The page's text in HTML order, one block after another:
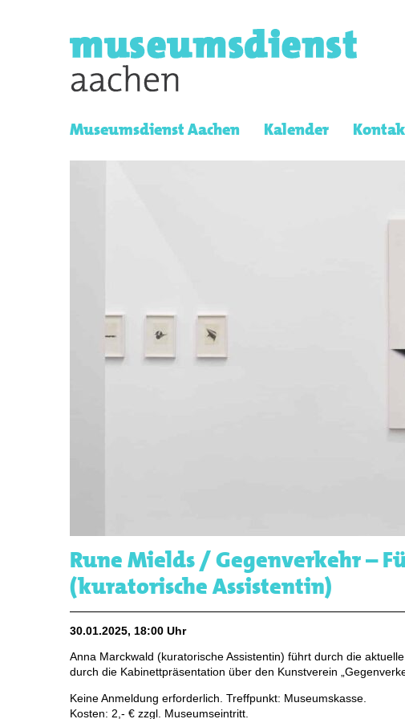
Museumsdienst Aachen Kalender
Rune Mields / Gegenverkehr –
(kuratorische Assistentin)
30.01.2025, 18:00 Uhr
Anna Marckwald (kuratorische Assistentin) führt durch die
durch die Kabinettpräsentation über den Kunstverein
Keine Anmeldung erforderlich. Treffpunkt: Museumskasse.
Kosten: 2,- € zzgl. Museumseintritt.